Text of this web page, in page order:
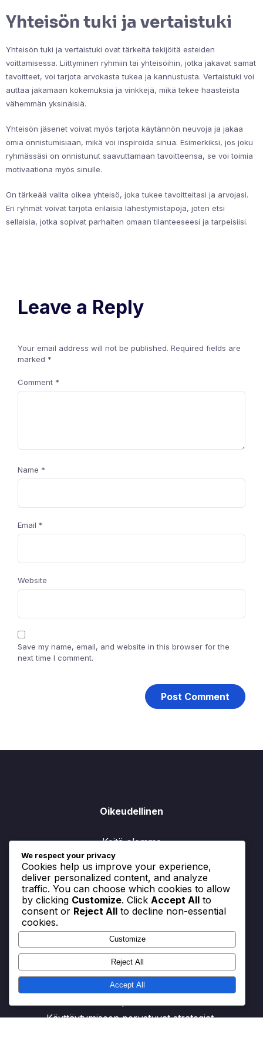
Yhteisön tuki ja vertaistuki
Yhteisön tuki ja vertaistuki ovat tärkeitä tekijöitä esteiden
voittamisessa. Liittyminen ryhmiin tai yhteisöihin, jotka jakavat samat
tavoitteet, voi tarjota arvokasta tukea ja kannustusta. Vertaistuki voi
auttaa jakamaan kokemuksia ja vinkkejä, mikä tekee haasteista
vähemmän yksinäisiä.
Yhteisön jäsenet voivat myös tarjota käytännön neuvoja ja jakaa
omia onnistumisiaan, mikä voi inspiroida sinua. Esimerkiksi, jos joku
ryhmässäsi on onnistunut saavuttamaan tavoitteensa, se voi toimia
motivaationa myös sinulle.
On tärkeää valita oikea yhteisö, joka tukee tavoitteitasi ja arvojasi.
Eri ryhmät voivat tarjota erilaisia lähestymistapoja, joten etsi
sellaisia, jotka sopivat parhaiten omaan tilanteeseesi ja tarpeisiisi.
Leave a Reply
Your email address will not be published. Required fields are
marked *
Comment *
Name *
Email *
Website
Save my name, email, and website in this browser for the
next time I comment.
Oikeudellinen
Keitä olemme
Evästekäytäntö
Yksityisyytesi
Ota yhteyttä
Kategoriat
Käyttäytymiseen perustuvat strategiat
We respect your privacy
Cookies help us improve your experience,
deliver personalized content, and analyze
traffic. You can choose which cookies to allow
by clicking Customize. Click Accept All to
consent or Reject All to decline non-essential
cookies.
Customize
Reject All
Accept All